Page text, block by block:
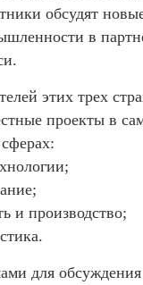
обсудят
в
этих трех
проекты в
и производство;
для обсуждения